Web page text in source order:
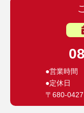
●営業時間
●定休日
〒680-